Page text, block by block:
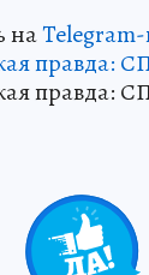
на
правда:
правда: